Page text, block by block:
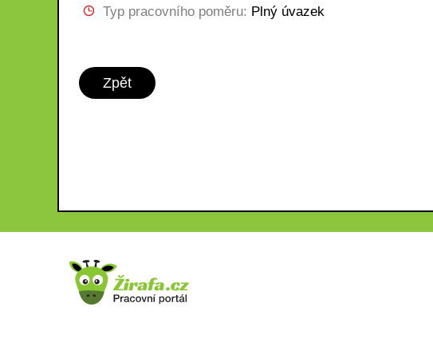
Typ pracovního poměru: Plný úvazek
Zpět